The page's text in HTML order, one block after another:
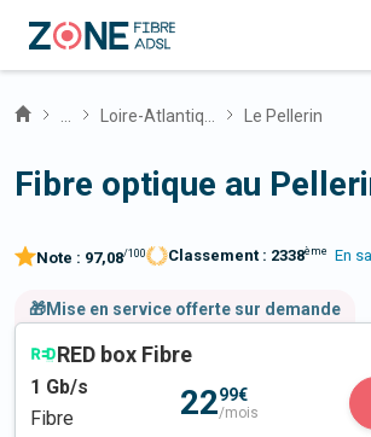
Le Pellerin
Fibre optique au
Note : 97,08/100 Classement : 2338ème En
🎁Mise en service offerte sur demande
RED box Fibre
1 Gb/s
Fibre
2299€
/mois